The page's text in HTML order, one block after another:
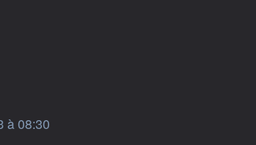
à 08:30